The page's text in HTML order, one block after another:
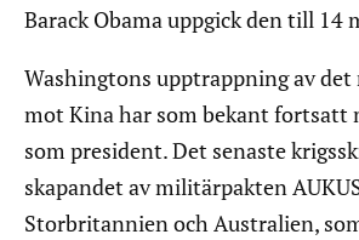
Barack Obama uppgick den till 14
Washingtons upptrappning av det
mot Kina har som bekant fortsatt
som president. Det senaste
skapandet av militärpakten
Storbritannien och Australien,